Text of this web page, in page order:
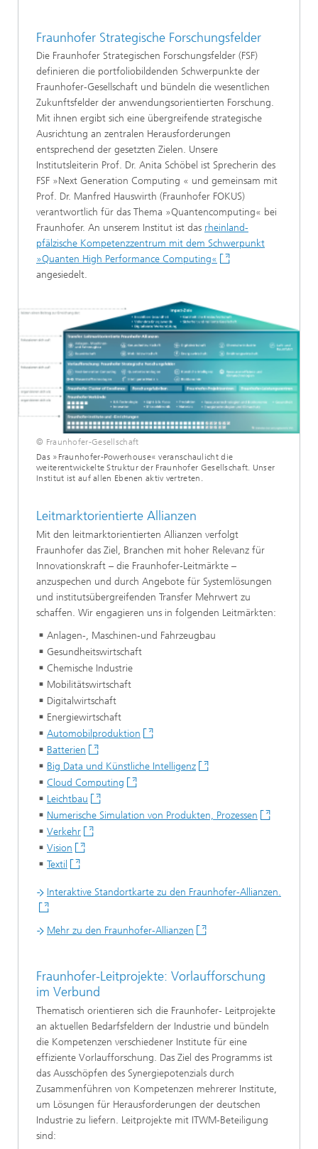
Fraunhofer Strategische Forschungsfelder
Die Fraunhofer Strategischen Forschungsfelder (FSF)
definieren die portfoliobildenden Schwerpunkte der
Fraunhofer-Gesellschaft und bündeln die wesentlichen
Zukunftsfelder der anwendungsorientierten Forschung.
Mit ihnen ergibt sich eine übergreifende strategische
Ausrichtung an zentralen Herausforderungen
entsprechend der gesetzten Zielen. Unsere
Institutsleiterin Prof. Dr. Anita Schöbel ist Sprecherin des
FSF »Next Generation Computing « und gemeinsam mit
Prof. Dr. Manfred Hauswirth (Fraunhofer FOKUS)
verantwortlich für das Thema »Quantencomputing« bei
Fraunhofer. An unserem Institut ist das rheinland-
pfälzische Kompetenzzentrum mit dem Schwerpunkt
»Quanten High Performance Computing«
angesiedelt.
© Fraunhofer-Gesellschaft
Das »Fraunhofer-Powerhouse« veranschaulicht die
weiterentwickelte Struktur der Fraunhofer Gesellschaft. Unser
Institut ist auf allen Ebenen aktiv vertreten.
Leitmarktorientierte Allianzen
Mit den leitmarktorientierten Allianzen verfolgt
Fraunhofer das Ziel, Branchen mit hoher Relevanz für
Innovationskraft – die Fraunhofer-Leitmärkte –
anzuspechen und durch Angebote für Systemlösungen
und institutsübergreifenden Transfer Mehrwert zu
schaffen. Wir engagieren uns in folgenden Leitmärkten:
Anlagen-, Maschinen-und Fahrzeugbau
Gesundheitswirtschaft
Chemische Industrie
Mobilitätswirtschaft
Digitalwirtschaft
Energiewirtschaft
Automobilproduktion
Batterien
Big Data und Künstliche Intelligenz
Cloud Computing
Leichtbau
Numerische Simulation von Produkten, Prozessen
Verkehr
Vision
Textil
Interaktive Standortkarte zu den Fraunhofer-Allianzen.
Mehr zu den Fraunhofer-Allianzen
Fraunhofer-Leitprojekte: Vorlaufforschung
im Verbund
Thematisch orientieren sich die Fraunhofer- Leitprojekte
an aktuellen Bedarfsfeldern der Industrie und bündeln
die Kompetenzen verschiedener Institute für eine
effiziente Vorlaufforschung. Das Ziel des Programms ist
das Ausschöpfen des Synergiepotenzials durch
Zusammenführen von Kompetenzen mehrerer Institute,
um Lösungen für Herausforderungen der deutschen
Industrie zu liefern. Leitprojekte mit ITWM-Beteiligung
sind: